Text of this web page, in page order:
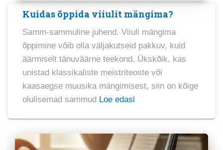
Kuidas õppida viiulit mängima?
Samm-sammuline juhend. Viiuli mängima
õppimine võib olla väljakutseid pakkuv, kuid
äärmiselt tänuväärne teekond. Ükskõik, kas
unistad klassikaliste meistriteoste või
kaasaegse muusika mängimisest, siin on kõige
olulisemad sammud Loe edasi